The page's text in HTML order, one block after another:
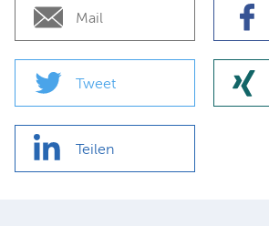
Mail
Tweet
Teilen